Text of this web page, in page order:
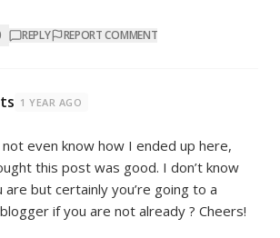
REPLY REPORT COMMENT
1 YEAR AGO
even know how I ended up here,
this post was good. I don’t know
are but certainly you’re going to a
if you are not already ? Cheers!